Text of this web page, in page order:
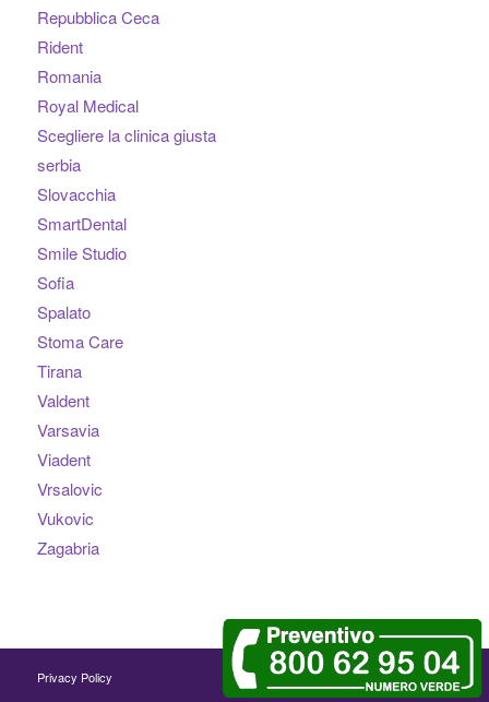
Repubblica Ceca
Rident
Romania
Royal Medical
Scegliere la clinica giusta
serbia
Slovacchia
SmartDental
Smile Studio
Sofia
Spalato
Stoma Care
Tirana
Valdent
Varsavia
Viadent
Vrsalovic
Vukovic
Zagabria
Privacy Policy